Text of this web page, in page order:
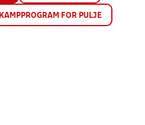
KAMPPROGRAM FOR PULJE